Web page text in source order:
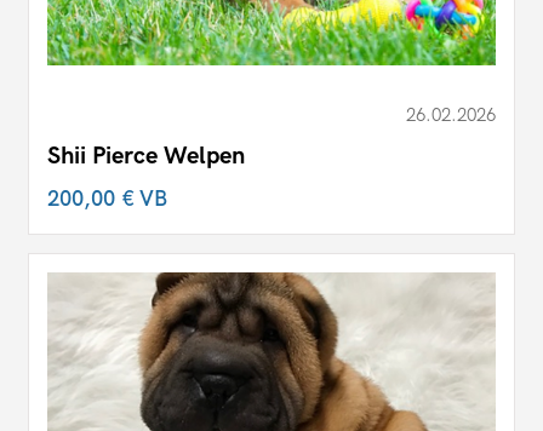
26.02.2026
Shii Pierce Welpen
200,00 €VB